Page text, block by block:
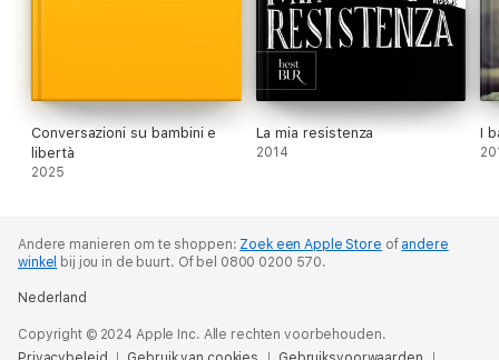
Conversazioni su bambini e
libertà
2025
La mia resistenza
2014
I
Andere manieren om te shoppen: Zoek een Apple Store of andere
winkel bij jou in de buurt. Of bel 0800 0200 570.
Nederland
Copyright © 2024 Apple Inc. Alle rechten voorbehouden.